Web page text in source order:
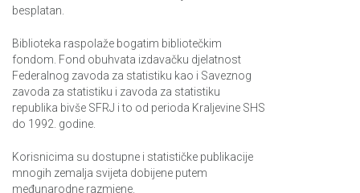
besplatan.
Biblioteka raspolaže bogatim bibliotečkim
fondom. Fond obuhvata izdavačku djelatnost
Federalnog zavoda za statistiku kao i Saveznog
zavoda za statistiku i zavoda za statistiku
republika bivše SFRJ i to od perioda Kraljevine SHS
do 1992. godine.
Korisnicima su dostupne i statističke publikacije
mnogih zemalja svijeta dobijene putem
međunarodne razmjene.